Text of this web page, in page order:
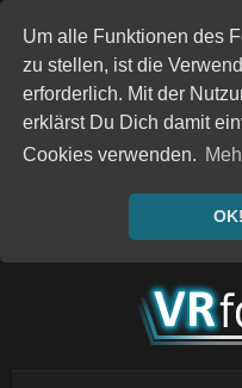
Um alle Funktionen des
zu stellen, ist die
erforderlich. Mit der
erklärst Du Dich damit
Cookies verwenden.
OK!